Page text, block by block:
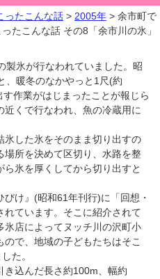
ったこんな話 > 2005年 > 余市町で
ったこんな話 その8「余市川の氷」
製氷が行なわれていました。昭
、暖冬のなかやっと1尺(約
作業がはじまったことが報じら
くで行なわれ、魚の冷蔵用に
氷した氷をそのまま切り出すの
場所を決めて区切り、水路を整
氷を厚くしてから切り出すと
け』(昭和61年刊行)に「回想・
れています。そこに紹介されて
氷店によってヌッチ川の沢町小
で、地域の子どもたちはそこ
た。
き込んだ長さ約100m、幅約